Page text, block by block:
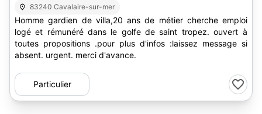
83240 Cavalaire-sur-mer
Homme gardien de villa,20 ans de métier cherche emploi
logé et rémunéré dans le golfe de saint tropez. ouvert à
toutes propositions .pour plus d'infos :laissez message si
absent. urgent. merci d'avance.
Particulier